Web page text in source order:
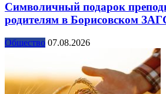
Символичный подарок
родителям в Борисовском
Общество 07.08.2026